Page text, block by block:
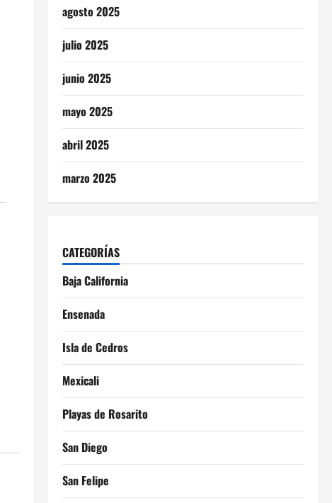
agosto 2025
julio 2025
junio 2025
mayo 2025
abril 2025
marzo 2025
CATEGORÍAS
Baja California
Ensenada
Isla de Cedros
Mexicali
Playas de Rosarito
San Diego
San Felipe